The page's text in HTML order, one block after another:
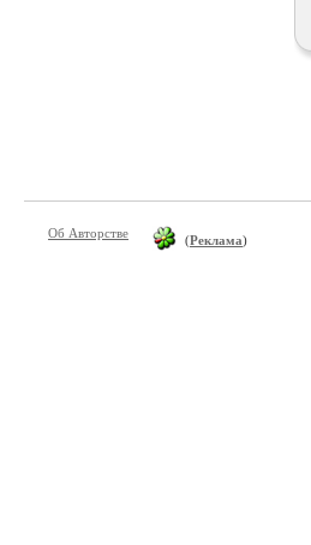
Об Авторстве (Реклама)